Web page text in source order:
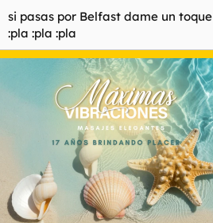
si pasas por Belfast dame un toque
:pla :pla :pla